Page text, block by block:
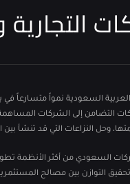
التجارية
السعودية نمواً متسارعاً في
التضامن إلى الشركات
وحل النزاعات التي قد تنشأ
السعودي من أكثر الأنظمة
التوازن بين مصالح